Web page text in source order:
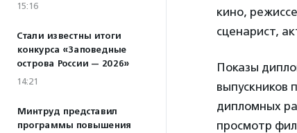
15:16
Стали известны итоги
конкурса «Заповедные
острова России — 2026»
14:21
Минтруд представил
программы повышения
кино,
сценарист,
Показы
выпускников
дипломных
просмотр